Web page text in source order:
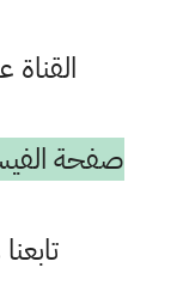
القناة
صفحة